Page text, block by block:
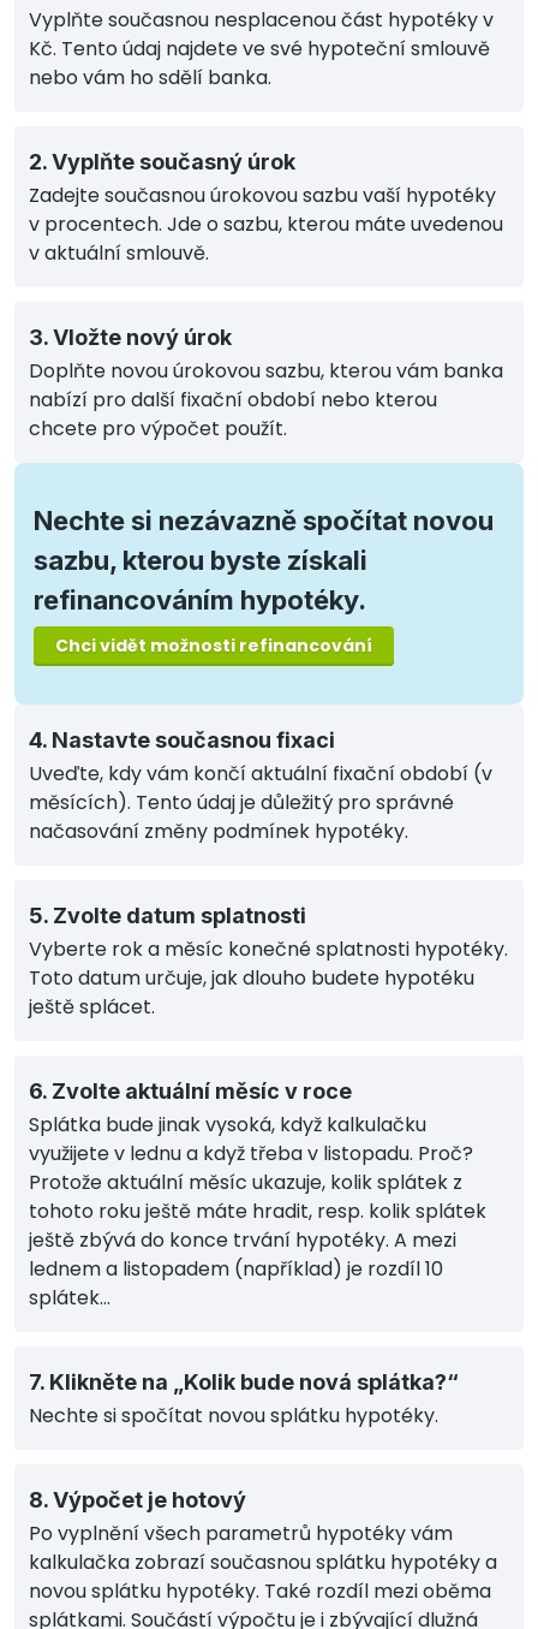
Vyplňte současnou nesplacenou část hypotéky v
Kč. Tento údaj najdete ve své hypoteční smlouvě
nebo vám ho sdělí banka.
2. Vyplňte současný úrok
Zadejte současnou úrokovou sazbu vaší hypotéky
v procentech. Jde o sazbu, kterou máte uvedenou
v aktuální smlouvě.
3. Vložte nový úrok
Doplňte novou úrokovou sazbu, kterou vám banka
nabízí pro další fixační období nebo kterou
chcete pro výpočet použít.
Nechte si nezávazně spočítat novou
sazbu, kterou byste získali
refinancováním hypotéky.
Chci vidět možnosti refinancování
4. Nastavte současnou fixaci
Uveďte, kdy vám končí aktuální fixační období (v
měsících). Tento údaj je důležitý pro správné
načasování změny podmínek hypotéky.
5. Zvolte datum splatnosti
Vyberte rok a měsíc konečné splatnosti hypotéky.
Toto datum určuje, jak dlouho budete hypotéku
ještě splácet.
6. Zvolte aktuální měsíc v roce
Splátka bude jinak vysoká, když kalkulačku
využijete v lednu a když třeba v listopadu. Proč?
Protože aktuální měsíc ukazuje, kolik splátek z
tohoto roku ještě máte hradit, resp. kolik splátek
ještě zbývá do konce trvání hypotéky. A mezi
lednem a listopadem (například) je rozdíl 10
splátek…
7. Klikněte na „Kolik bude nová splátka?“
Nechte si spočítat novou splátku hypotéky.
8. Výpočet je hotový
Po vyplnění všech parametrů hypotéky vám
kalkulačka zobrazí současnou splátku hypotéky a
novou splátku hypotéky. Také rozdíl mezi oběma
splátkami. Součástí výpočtu je i zbývající dlužná